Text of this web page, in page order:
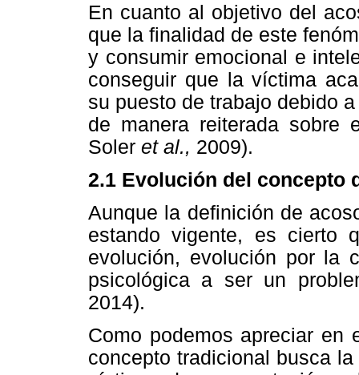
En cuanto al objetivo del
que la finalidad de este
y consumir emocional e
conseguir que la víctima
su puesto de trabajo debido
de manera reiterada sobre
Soler et al., 2009).
2.1 Evolución del concepto
Aunque la definición de
estando vigente, es cierto
evolución, evolución por la
psicológica a ser un
2014).
Como podemos apreciar en
concepto tradicional busca